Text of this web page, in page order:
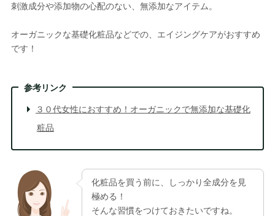
刺激成分や添加物の心配のない、無添加なアイテム。
オーガニックな基礎化粧品などでの、エイジングケアがおすすめ
です！
参考リンク
３０代女性におすすめ！オーガニックで無添加な基礎化
粧品
化粧品を買う前に、しっかり全成分を見
極める！
そんな習慣をつけておきたいですね。